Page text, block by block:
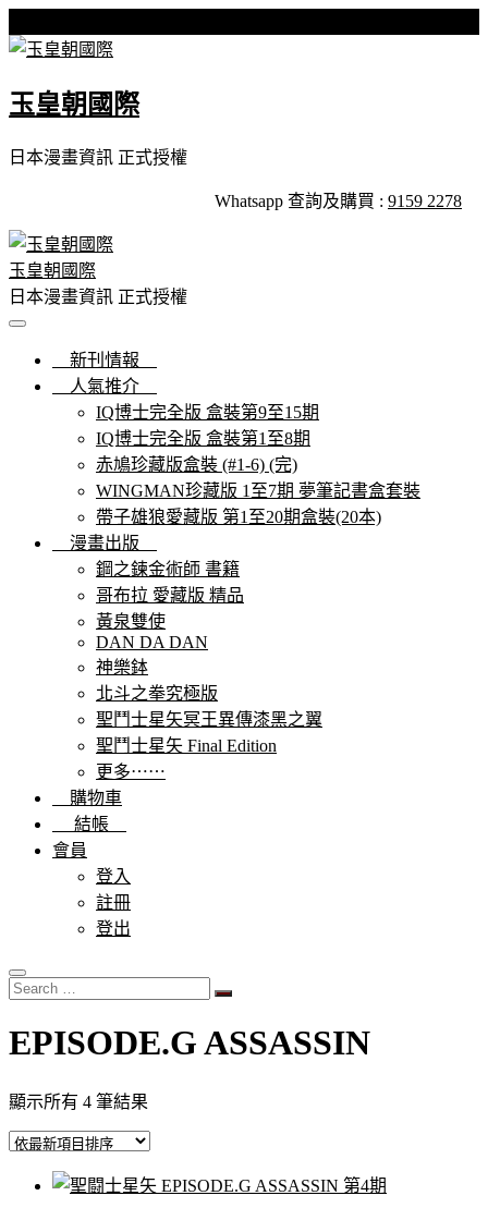
to
content
玉皇朝國際
日本漫畫資訊 正式授權
Whatsapp 查詢及購買 : 9159 2278
玉皇朝國際
日本漫畫資訊 正式授權
新刊情報
人氣推介
IQ博士完全版 盒裝第9至15期
IQ博士完全版 盒裝第1至8期
赤鳩珍藏版盒裝 (#1-6) (完)
WINGMAN珍藏版 1至7期 夢筆記書盒套裝
帶子雄狼愛藏版 第1至20期盒裝(20本)
漫畫出版
鋼之鍊金術師 書籍
哥布拉 愛藏版 精品
黃泉雙使
DAN DA DAN
神樂鉢
北斗之拳究極版
聖鬥士星矢冥王異傳漆黑之翼
聖鬥士星矢 Final Edition
更多⋯⋯
購物車
結帳
會員
登入
註冊
登出
Search
…
EPISODE.G ASSASSIN
顯示所有 4 筆結果
最
新
項